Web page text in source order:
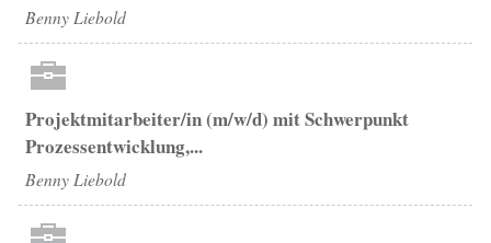
Benny Liebold
Projektmitarbeiter/in (m/w/d) mit Schwerpunkt
Prozessentwicklung,...
Benny Liebold